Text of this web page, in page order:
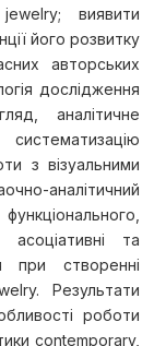
виявити
його розвитку
авторських
дослідження
аналітичне
з візуальними
аналітичний
асоціативні та
при створенні
Результати
роботи
contemporary,